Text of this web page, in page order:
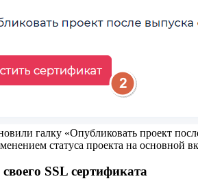
галку «Опубликовать проект
статуса проекта на основной
SSL сертификата